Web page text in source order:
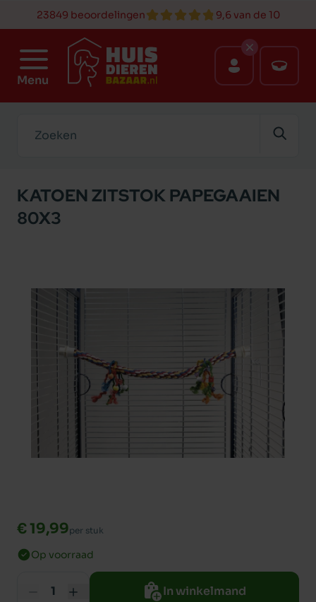
23849 beoordelingen 9,6 van de 10
Menu
KATOEN ZITSTOK PAPEGAAIEN
80X3
€ 19,99per stuk
Op voorraad
In winkelmand